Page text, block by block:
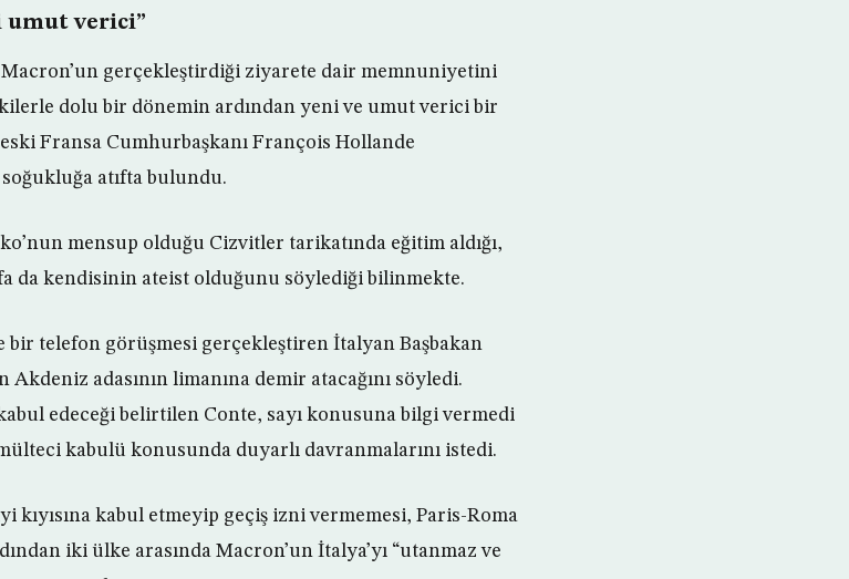
umut verici”
gerçekleştirdiği ziyarete dair memnuniyetini
dolu bir dönemin ardından yeni ve umut verici bir
Fransa Cumhurbaşkanı François Hollande
atıfta bulundu.
mensup olduğu Cizvitler tarikatında eğitim aldığı,
da kendisinin ateist olduğunu söylediği bilinmekte.
bir telefon görüşmesi gerçekleştiren İtalyan Başbakan
adasının limanına demir atacağını söyledi.
edeceği belirtilen Conte, sayı konusuna bilgi vermedi
kabulü konusunda duyarlı davranmalarını istedi.
kıyısına kabul etmeyip geçiş izni vermemesi, Paris-Roma
iki ülke arasında Macron’un İtalya’yı “utanmaz ve